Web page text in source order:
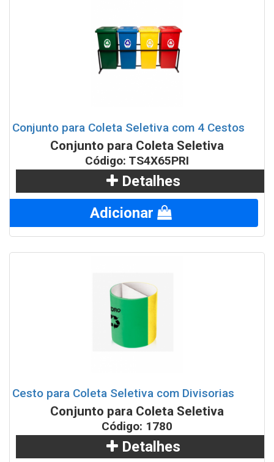
Conjunto para Coleta Seletiva com 4 Cestos
Conjunto para Coleta Seletiva
Código: TS4X65PRI
Detalhes
Adicionar
Cesto para Coleta Seletiva com Divisorias
Conjunto para Coleta Seletiva
Código: 1780
Detalhes